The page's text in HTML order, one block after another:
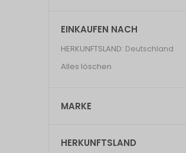
EINKAUFEN NACH
HERKUNFTSLAND Deutschland
Alles löschen
MARKE
HERKUNFTSLAND